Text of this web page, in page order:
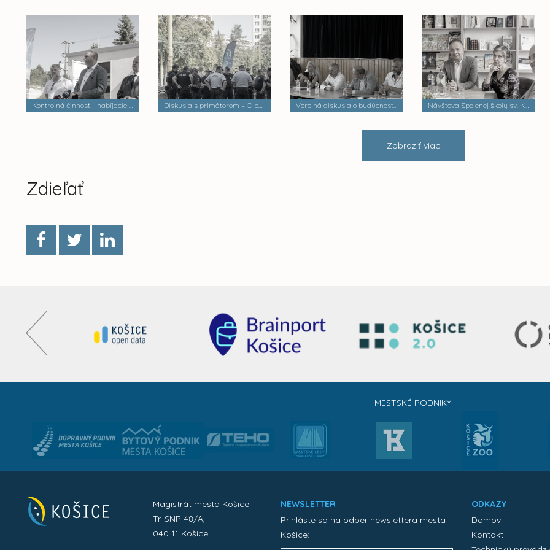
Kontrolná činnosť - nabíjacie stanice elektrobusov Diskusia s primátorom – O bezpečnosti a verejnom poriadku Verejná diskusia o budúcnosti mestských častí Návšteva Spojenej školy sv. Košických mučeníkov
Zobraziť viac
Zdieľať
MESTSKÉ PODNIKY
Magistrát mesta Košice
Tr. SNP 48/A,
040 11 Košice
NEWSLETTER
Prihláste sa na odber newslettera mesta
Košice:
ODKAZY
Domov
Kontakt